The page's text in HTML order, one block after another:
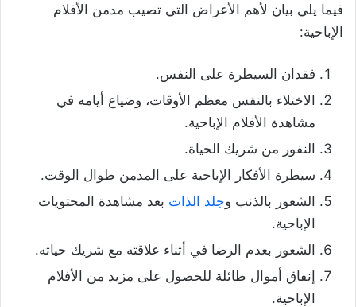
فيما يلي بيان لأهم الأعراض التي تصيب مدمن الأفلام
الإباحية:
فقدان السيطرة على النفس.
الاختلاء بالنفس معظم الأوقات، وضياع أيامه في
مشاهدة الأفلام الإباحية.
النفور من شريك الحياة.
سيطرة الأفكار الإباحية على المدمن طوال الوقت.
الشعور بالذنب وجلد الذات بعد مشاهدة المحتويات
الإباحية.
الشعور بعدم الرضا في أثناء علاقته مع شريك حياته.
إنفاق أموال طائلة للحصول على مزيد من الأفلام
الإباحية.